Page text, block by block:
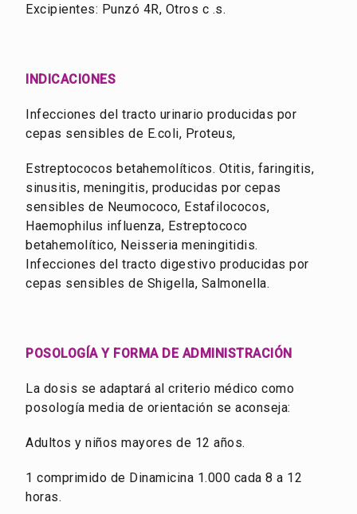
Excipientes: Punzó 4R, Otros c .s.
INDICACIONES
Infecciones del tracto urinario producidas por
cepas sensibles de E.coli, Proteus,
Estreptococos betahemolíticos. Otitis, faringitis,
sinusitis, meningitis, producidas por cepas
sensibles de Neumococo, Estafilococos,
Haemophilus influenza, Estreptococo
betahemolítico, Neisseria meningitidis.
Infecciones del tracto digestivo producidas por
cepas sensibles de Shigella, Salmonella.
POSOLOGÍA Y FORMA DE ADMINISTRACIÓN
La dosis se adaptará al criterio médico como
posología media de orientación se aconseja:
Adultos y niños mayores de 12 años.
1 comprimido de Dinamicina 1.000 cada 8 a 12
horas.